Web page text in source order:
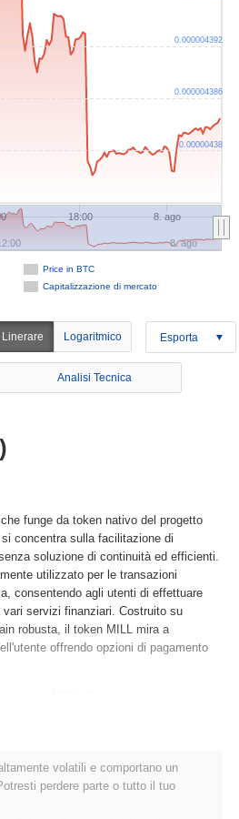
18:00 8. ago
Price in BTC
Capitalizzazione di mercato
8. ago
0.00000438
0.000004386
0.000004392
Linerare Logaritmico Esporta
Analisi Tecnica
funge da token nativo del progetto
concentra sulla facilitazione di
soluzione di continuità ed efficienti.
utilizzato per le transazioni
consentendo agli utenti di effettuare
servizi finanziari. Costruito su
robusta, il token MILL mira a
offrendo opzioni di pagamento
nel 2021 ed è sviluppato da un team
mira a facilitare transazioni senza
dell'economia digitale.
vari exchange di criptovalute, MILL ha
volatili e comportano un
perdere parte o tutto il tuo